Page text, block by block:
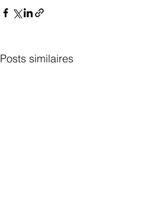
Posts similaires